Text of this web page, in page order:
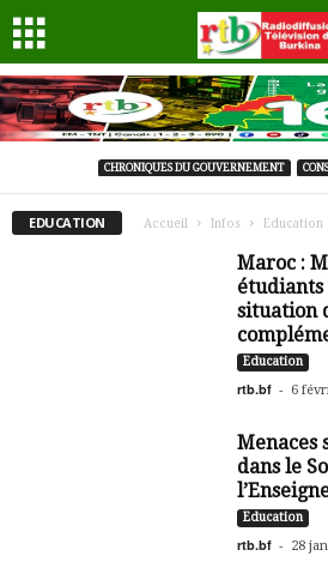
CHRONIQUES DU GOUVERNEMENT
EDUCATION Accueil Infos Education
Maroc :
situation
Education
rtb.bf - 6
Menaces
dans le
Education
rtb.bf - 28